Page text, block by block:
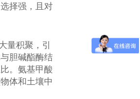
择强，且对
量积聚，引
胆碱酯酶结
。氨基甲酸
体和土壤中